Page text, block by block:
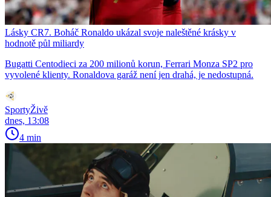
Lásky CR7. Boháč Ronaldo ukázal svoje naleštěné krásky v
hodnotě půl miliardy
Bugatti Centodieci za 200 milionů korun, Ferrari Monza SP2 pro
vyvolené klienty. Ronaldova garáž není jen drahá, je nedostupná.
SportyŽivě
dnes, 13:08
4 min